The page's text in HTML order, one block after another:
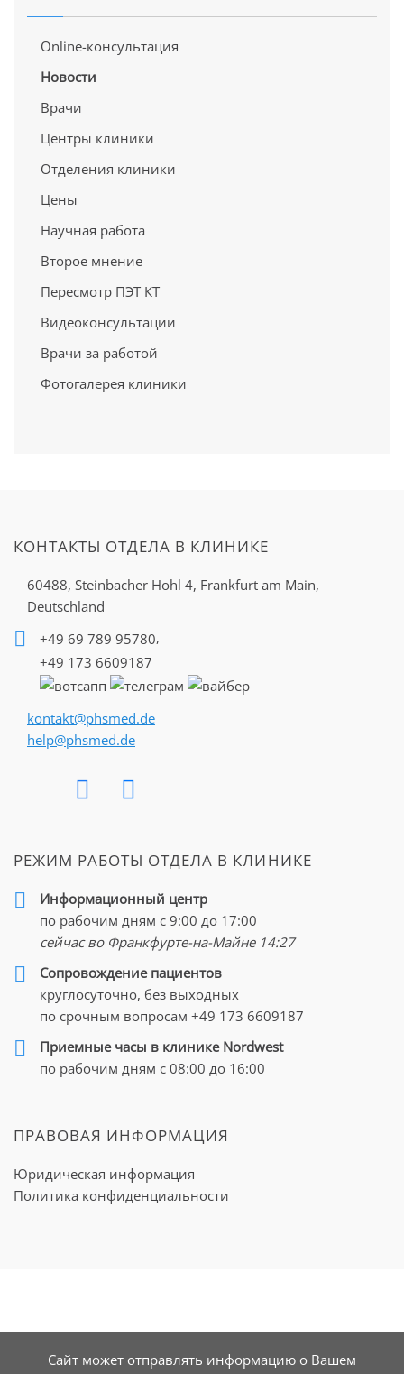
Online-консультация
Новости
Врачи
Центры клиники
Отделения клиники
Цены
Научная работа
Второе мнение
Пересмотр ПЭТ КТ
Видеоконсультации
Врачи за работой
Фотогалерея клиники
КОНТАКТЫ ОТДЕЛА В КЛИНИКЕ
60488, Steinbacher Hohl 4, Frankfurt am Main,
Deutschland
+49 69 789 95780,
+49 173 6609187
kontakt@phsmed.de
help@phsmed.de
РЕЖИМ РАБОТЫ ОТДЕЛА В КЛИНИКЕ
Информационный центр
по рабочим дням с 9:00 до 17:00
сейчас во Франкфурте-на-Майне 14:27
Cопровождение пациентов
круглосуточно, без выходных
по срочным вопросам +49 173 6609187
Приемные часы в клинике Nordwest
по рабочим дням с 08:00 до 16:00
ПРАВОВАЯ ИНФОРМАЦИЯ
Юридическая информация
Политика конфиденциальности
Сайт может отправлять информацию о Вашем